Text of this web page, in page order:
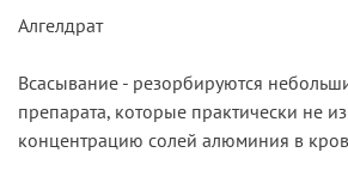
Алгелдрат
Всасывание - резорбируются
препарата, которые практически не
концентрацию солей алюминия в